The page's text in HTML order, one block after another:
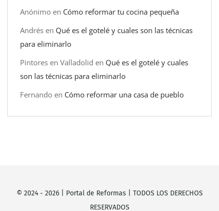
Anónimo en Cómo reformar tu cocina pequeña
Andrés en Qué es el gotelé y cuales son las técnicas
para eliminarlo
Pintores en Valladolid en Qué es el gotelé y cuales
son las técnicas para eliminarlo
Fernando en Cómo reformar una casa de pueblo
© 2024 - 2026| Portal de Reformas | TODOS LOS DERECHOS
RESERVADOS